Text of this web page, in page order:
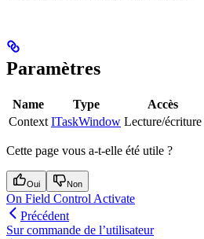
Paramètres
Name Type Accès
Context ITaskWindow Lecture/écriture
Cette page vous a-t-elle été utile ?
Oui Non
On Field Control Activate
Précédent
Sur commande de l’utilisateur